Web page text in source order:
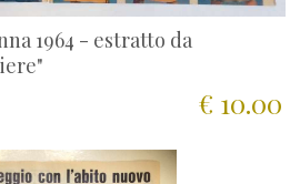
1964 - estratto da
€ 10.00